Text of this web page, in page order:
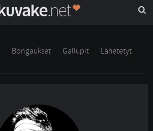
Bongaukset Gallupit
Lähetetyt